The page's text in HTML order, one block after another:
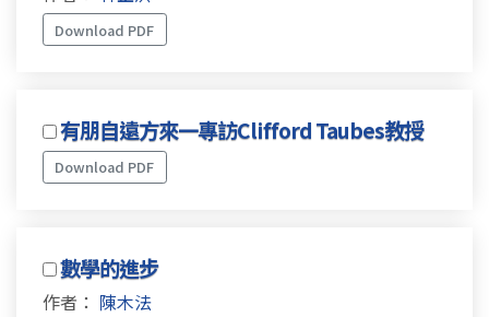
Download PDF
有朋自遠方來一專訪Clifford Taubes教授
Download PDF
數學的進步
作者： 陳木法